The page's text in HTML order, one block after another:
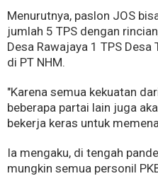
Menurutnya, paslon JOS
jumlah 5 TPS dengan
Desa Rawajaya 1 TPS
di PT NHM.
"Karena semua kekuatan
beberapa partai lain juga
bekerja keras untuk
Ia mengaku, di tengah
mungkin semua personil